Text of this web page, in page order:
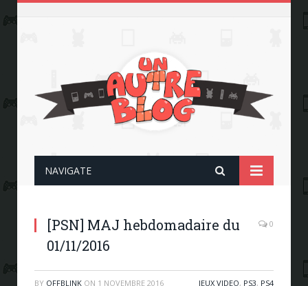
NAVIGATE
[PSN] MAJ hebdomadaire du
01/11/2016
0
BY OFFBLINK ON 1 NOVEMBRE 2016 JEUX VIDEO, PS3, PS4